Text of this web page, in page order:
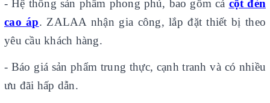
- Hệ thống sản phẩm phong phú, bao gồm cả cột đèn
cao áp. ZALAA nhận gia công, lắp đặt thiết bị theo
yêu cầu khách hàng.
- Báo giá sản phẩm trung thực, cạnh tranh và có nhiều
ưu đãi hấp dẫn.